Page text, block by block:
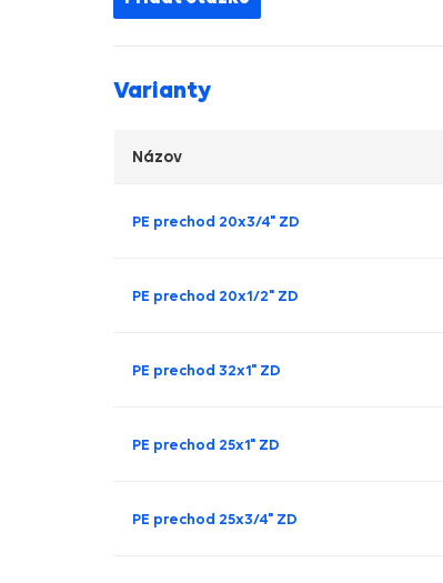
Varianty
Názov
PE prechod 20x3/4" ZD
PE prechod 20x1/2" ZD
PE prechod 32x1" ZD
PE prechod 25x1" ZD
PE prechod 25x3/4" ZD